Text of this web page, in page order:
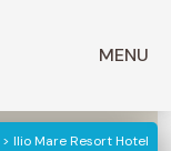
MENU
> Ilio Mare Resort Hotel